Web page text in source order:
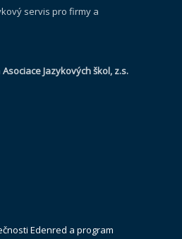
servis pro firmy a
Asociace Jazykových škol, z.s.
Edenred a program